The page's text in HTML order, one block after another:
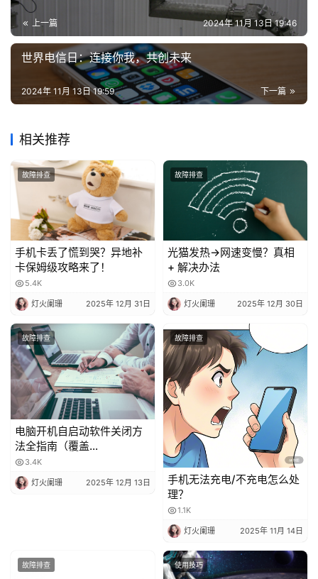
上一篇 2024年 11月 13日 19:46
世界电信日：连接你我，共创未来
下一篇
2024年 11月 13日 19:59
相关推荐
故障排查
手机卡丢了慌到哭？异地补
卡保姆级攻略来了！
5.4K
灯火阑珊 2025年 12月 31日
故障排查
光猫发热→网速变慢？真相
+ 解决办法
3.0K
灯火阑珊 2025年 12月 30日
故障排查
电脑开机自启动软件关闭方
法全指南（覆盖
Windows/macOS，含系统
自带 + 第三方工具）
3.4K
灯火阑珊 2025年 12月 13日
故障排查
手机无法充电/不充电怎么处
理？
1.1K
灯火阑珊 2025年 11月 14日
故障排查 使用技巧